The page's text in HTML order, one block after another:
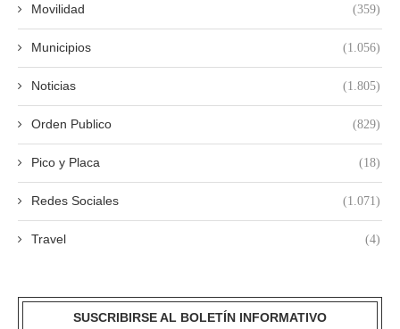
Movilidad (359)
Municipios (1.056)
Noticias (1.805)
Orden Publico (829)
Pico y Placa (18)
Redes Sociales (1.071)
Travel (4)
SUSCRIBIRSE AL BOLETÍN INFORMATIVO